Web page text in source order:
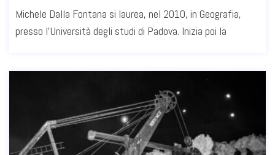
Michele Dalla Fontana si laurea, nel 2010, in Geografia,
presso l’Università degli studi di Padova. Inizia poi la